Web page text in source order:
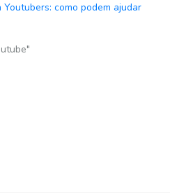
como podem ajudar